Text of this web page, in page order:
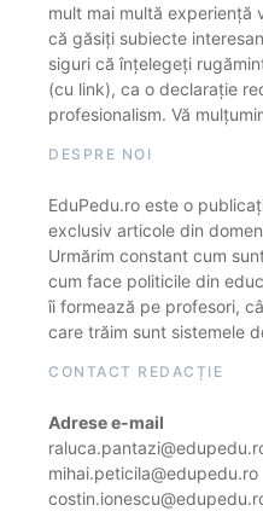
mult mai multă experiență
că găsiți subiecte
siguri că înțelegeți
(cu link), ca o declarație
profesionalism. Vă
DESPRE NOI
EduPedu.ro este o
exclusiv articole din
Urmărim constant cum
cum face politicile din
îi formează pe profesori,
care trăim sunt sistemele
CONTACT REDACȚIE
Adrese e-mail
mihai.peticila@edupedu.ro